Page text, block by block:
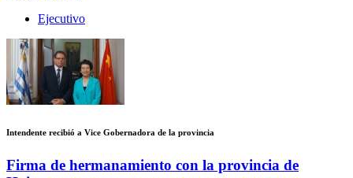
Ejecutivo
Intendente recibió a Vice Gobernadora de la provincia
Firma de hermanamiento con la provincia de